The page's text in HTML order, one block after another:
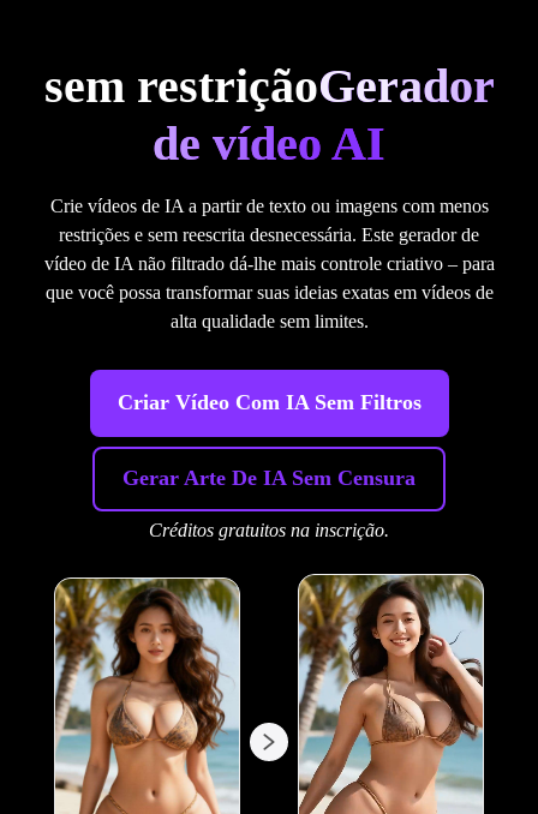
sem restriçãoGerador
de vídeo AI
Crie vídeos de IA a partir de texto ou imagens com menos
restrições e sem reescrita desnecessária. Este gerador de
vídeo de IA não filtrado dá-lhe mais controle criativo – para
que você possa transformar suas ideias exatas em vídeos de
alta qualidade sem limites.
Criar Vídeo Com IA Sem Filtros
Gerar Arte De IA Sem Censura
Créditos gratuitos na inscrição.